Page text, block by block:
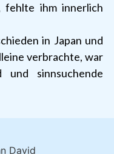
ihm innerlich
in Japan und
verbrachte, war
sinnsuchende